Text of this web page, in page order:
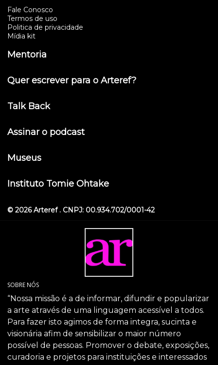
Fale Conosco
Termos de uso
Politica de privacidade
Mídia kit
Mentoria
Quer escrever para o Arteref?
Talk Back
Assinar o podcast
Museus
Instituto Tomie Ohtake
© 2026 Arteref . CNPJ: 00.934.702/0001-42
SOBRE NÓS
“Nossa missão é a de informar, difundir e popularizar
a arte através de uma linguagem acessível a todos.
Para fazer isto agimos de forma integra, sucinta e
visionária afim de sensibilizar o maior número
possível de pessoas. Promover o debate, exposições,
curadoria e projetos para instituições e interessados